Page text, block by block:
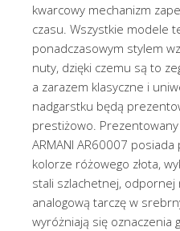
kwarcowy mechanizm
czasu. Wszystkie modele
ponadczasowym stylem
nuty, dzięki czemu są to
a zarazem klasyczne i
nadgarstku będą
prestiżowo. Prezentowany
ARMANI AR60007
kolorze różowego złota,
stali szlachetnej, odpornej
analogową tarczę w
wyróżniają się oznaczenia